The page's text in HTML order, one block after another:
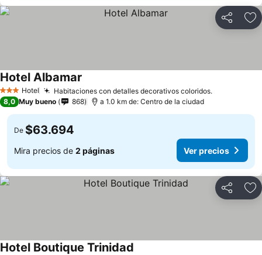
Compartir
3 Estrellas
Hotel Habitaciones con detalles decorativos coloridos.Ver precios
Hotel Albamar
8,0 Muy bueno 868 a 1.0 km de: Centro de la ciudad
De $63.694
Mira precios de 2 páginas Ver precios
Compartir
Hotel Boutique Trinidad